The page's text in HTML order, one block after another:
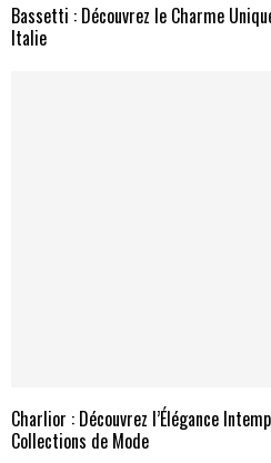
Bassetti : Découvrez le Charme
Italie
Charlior : Découvrez l’Élégance
Collections de Mode